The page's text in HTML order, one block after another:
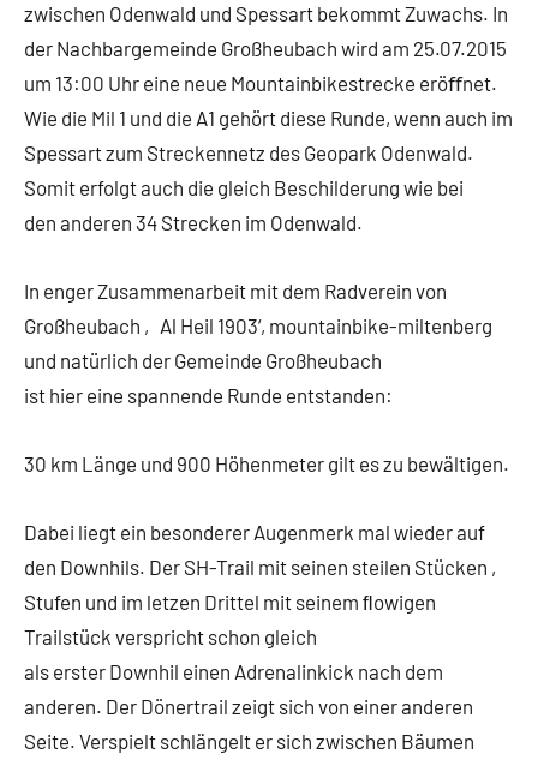
zwischen Odenwald und Spessart bekommt Zuwachs. In
der Nachbargemeinde Großheubach wird am 25.07.2015
um 13:00 Uhr eine neue Mountainbikestrecke eröﬀnet.
Wie die Mil 1 und die A1 gehört diese Runde, wenn auch im
Spessart zum Streckennetz des Geopark Odenwald.
Somit erfolgt auch die gleich Beschilderung wie bei
den anderen 34 Strecken im Odenwald.
In enger Zusammenarbeit mit dem Radverein von
Großheubach ‚ Al Heil 1903‘, mountainbike-miltenberg
und natürlich der Gemeinde Großheubach
ist hier eine spannende Runde entstanden:
30 km Länge und 900 Höhenmeter gilt es zu bewältigen.
Dabei liegt ein besonderer Augenmerk mal wieder auf
den Downhils. Der SH-Trail mit seinen steilen Stücken ,
Stufen und im letzen Drittel mit seinem ﬂowigen
Trailstück verspricht schon gleich
als erster Downhil einen Adrenalinkick nach dem
anderen. Der Dönertrail zeigt sich von einer anderen
Seite. Verspielt schlängelt er sich zwischen Bäumen